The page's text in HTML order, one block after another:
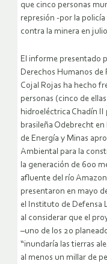
que cinco personas
represión -por la
contra la minera en
El informe presentado
Derechos Humanos de
Cojal Rojas ha hecho
personas (cinco de
hidroeléctrica Chadín
brasileña Odebrecht
de Energía y Minas
Ambiental para la
la generación de 600
afluente del río
presentaron en mayo
el Instituto de Defensa
al considerar que el
–uno de los 20
“inundaría las tierras
al menos un millar de